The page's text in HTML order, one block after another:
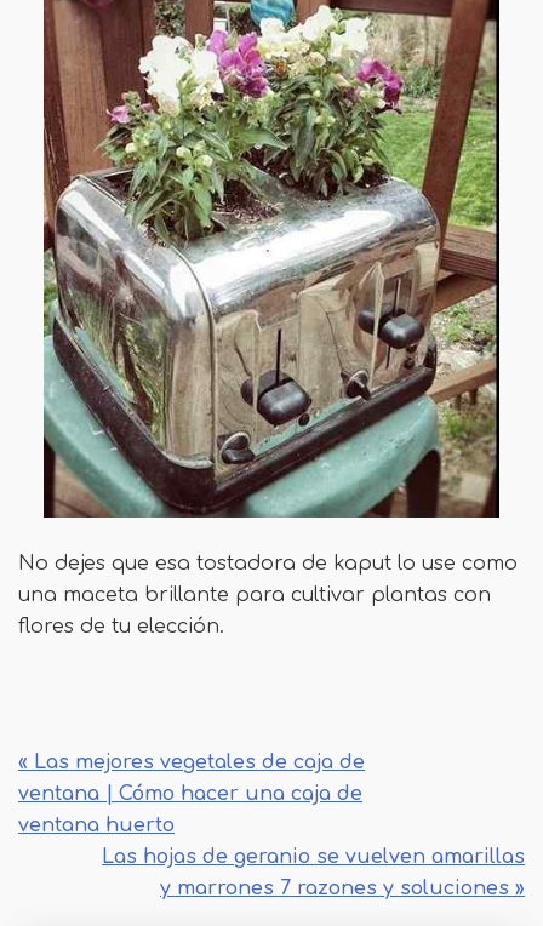
No dejes que esa tostadora de kaput lo use como
una maceta brillante para cultivar plantas con
flores de tu elección.
« Las mejores vegetales de caja de
ventana | Cómo hacer una caja de
ventana huerto
Las hojas de geranio se vuelven amarillas
y marrones 7 razones y soluciones »